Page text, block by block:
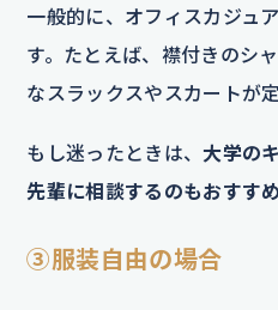
一般的に、オフィスカジュ
す。たとえば、襟付きのシ
なスラックスやスカートが
もし迷ったときは、大学の
先輩に相談するのもおすすめ
③服装自由の場合